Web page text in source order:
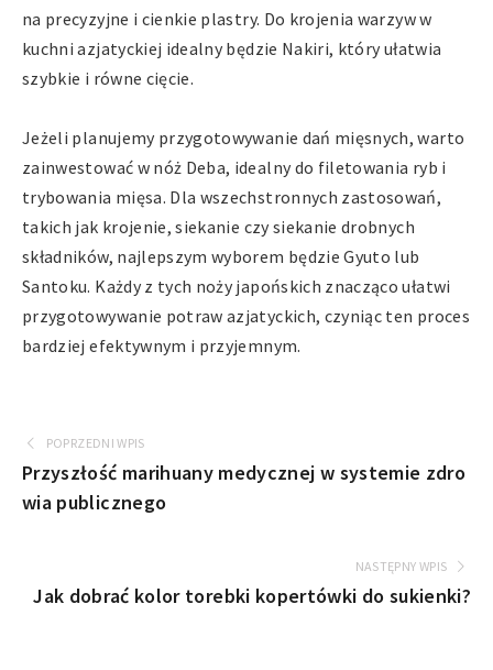
na precyzyjne i cienkie plastry. Do krojenia warzyw w
kuchni azjatyckiej idealny będzie Nakiri, który ułatwia
szybkie i równe cięcie.
Jeżeli planujemy przygotowywanie dań mięsnych, warto
zainwestować w nóż Deba, idealny do filetowania ryb i
trybowania mięsa. Dla wszechstronnych zastosowań,
takich jak krojenie, siekanie czy siekanie drobnych
składników, najlepszym wyborem będzie Gyuto lub
Santoku. Każdy z tych noży japońskich znacząco ułatwi
przygotowywanie potraw azjatyckich, czyniąc ten proces
bardziej efektywnym i przyjemnym.
POPRZEDNI WPIS
Przyszłość marihuany medycznej w systemie zdro
wia publicznego
NASTĘPNY WPIS
Jak dobrać kolor torebki kopertówki do sukienki?